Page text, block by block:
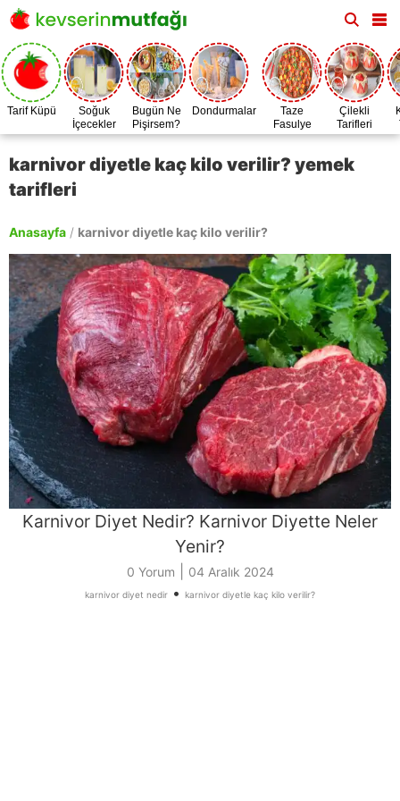
Tarif Küpü
Soğuk
İçecekler
Bugün Ne
Pişirsem?
Dondurmalar
Taze
Fasulye
Zamanı
Çilekli
Tarifleri
karnivor diyetle kaç kilo verilir? yemek
tarifleri
Anasayfa / karnivor diyetle kaç kilo verilir?
Karnivor Diyet Nedir? Karnivor Diyette Neler
Yenir?
0 Yorum 04 Aralık 2024
karnivor diyet nedir • karnivor diyetle kaç kilo verilir?